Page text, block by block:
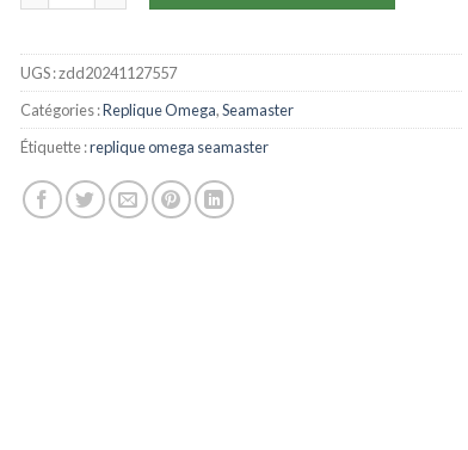
UGS :zdd20241127557
Catégories :Replique Omega,Seamaster
Étiquette :replique omega seamaster